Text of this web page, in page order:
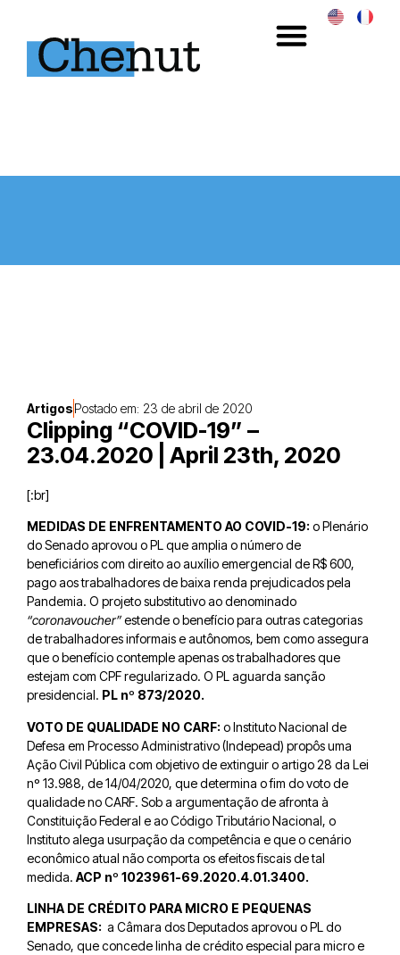
ArtigosPostado em: 23 de abril de 2020
Clipping “COVID-19” –
23.04.2020 | April 23th, 2020
[:br]
MEDIDAS DE ENFRENTAMENTO AO COVID-19: o Plenário
do Senado aprovou o PL que amplia o número de
beneficiários com direito ao auxílio emergencial de R$ 600,
pago aos trabalhadores de baixa renda prejudicados pela
Pandemia. O projeto substitutivo ao denominado
“coronavoucher”estende o benefício para outras categorias
de trabalhadores informais e autônomos, bem como assegura
que o benefício contemple apenas os trabalhadores que
estejam com CPF regularizado. O PL aguarda sanção
presidencial. PL nº 873/2020.
VOTO DE QUALIDADE NO CARF: o Instituto Nacional de
Defesa em Processo Administrativo (Indepead) propôs uma
Ação Civil Pública com objetivo de extinguir o artigo 28 da Lei
nº 13.988, de 14/04/2020, que determina o fim do voto de
qualidade no CARF. Sob a argumentação de afronta à
Constituição Federal e ao Código Tributário Nacional, o
Instituto alega usurpação da competência e que o cenário
econômico atual não comporta os efeitos fiscais de tal
medida. ACP nº 1023961-69.2020.4.01.3400.
LINHA DE CRÉDITO PARA MICRO E PEQUENAS
EMPRESAS: a Câmara dos Deputados aprovou o PL do
Senado, que concede linha de crédito especial para micro e